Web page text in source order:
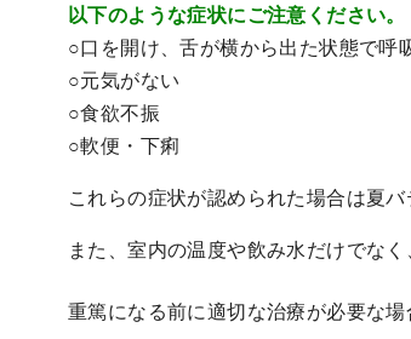
以下のような症状にご注意ください。
○口を開け、舌が横から出た状態で呼
○元気がない
○食欲不振
○軟便・下痢
これらの症状が認められた場合は夏
また、室内の温度や飲み水だけでな
重篤になる前に適切な治療が必要な場